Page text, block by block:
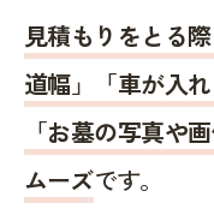
見積もりをとる
道幅」「車が入
「お墓の写真や
ムーズです。